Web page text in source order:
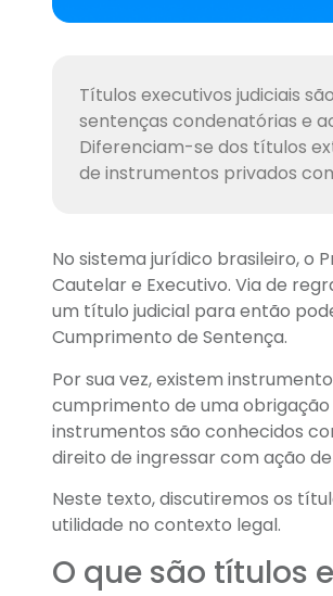
Títulos executivos judiciais
sentenças condenatórias e
Diferenciam-se dos títulos
de instrumentos privados
No sistema jurídico brasileiro, o
Cautelar e Executivo. Via de
um título judicial para então
Cumprimento de Sentença.
Por sua vez, existem
cumprimento de uma
instrumentos são conhecidos
direito de ingressar com ação
Neste texto, discutiremos os
utilidade no contexto legal.
O que são títulos